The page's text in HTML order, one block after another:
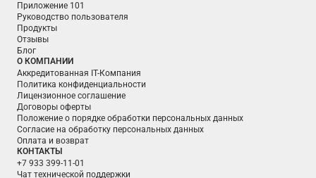
Приложение 101
Руководство пользователя
Продукты
Отзывы
Блог
О КОМПАНИИ
Аккредитованная IT-Компания
Политика конфиденциальности
Лицензионное соглашение
Договоры оферты
Положение о порядке обработки персональных данных
Согласие на обработку персональных данных
Оплата и возврат
КОНТАКТЫ
+7 933 399-11-01
Чат технической поддержки